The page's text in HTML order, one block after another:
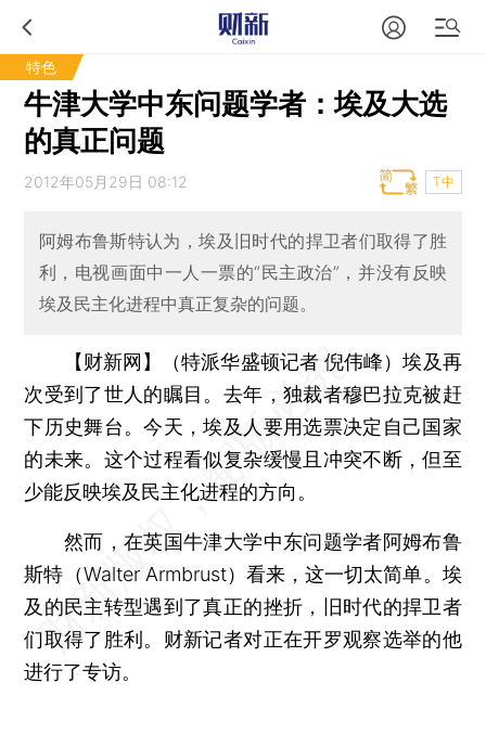
特色
牛津大学中东问题学者：埃及大选
的真正问题
2012年05月29日 08:12 T中
阿姆布鲁斯特认为，埃及旧时代的捍卫者们取得了胜
利，电视画面中一人一票的“民主政治”，并没有反映
埃及民主化进程中真正复杂的问题。
【财新网】（特派华盛顿记者 倪伟峰）埃及再
次受到了世人的瞩目。去年，独裁者穆巴拉克被赶
下历史舞台。今天，埃及人要用选票决定自己国家
的未来。这个过程看似复杂缓慢且冲突不断，但至
少能反映埃及民主化进程的方向。
然而，在英国牛津大学中东问题学者阿姆布鲁
斯特（Walter Armbrust）看来，这一切太简单。埃
及的民主转型遇到了真正的挫折，旧时代的捍卫者
们取得了胜利。财新记者对正在开罗观察选举的他
进行了专访。